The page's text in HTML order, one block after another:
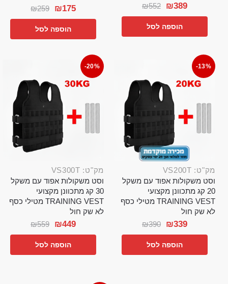
₪552 ₪389
הוספה לסל
₪259 ₪175
הוספה לסל
-13%
מק"ט: VS200T
וסט משקולות אפוד עם משקל
20 קג מתכוונן מקצועי
TRAINING VEST מטילי כסף
לא שק חול
₪390 ₪339
הוספה לסל
-20%
מק"ט: VS300T
וסט משקולות אפוד עם משקל
30 קג מתכוונן מקצועי
TRAINING VEST מטילי כסף
לא שק חול
₪559 ₪449
הוספה לסל